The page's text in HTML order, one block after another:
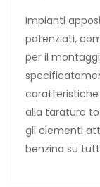
Impianti
potenziati,
per il
caratteristiche
alla taratura
gli elementi
benzina su